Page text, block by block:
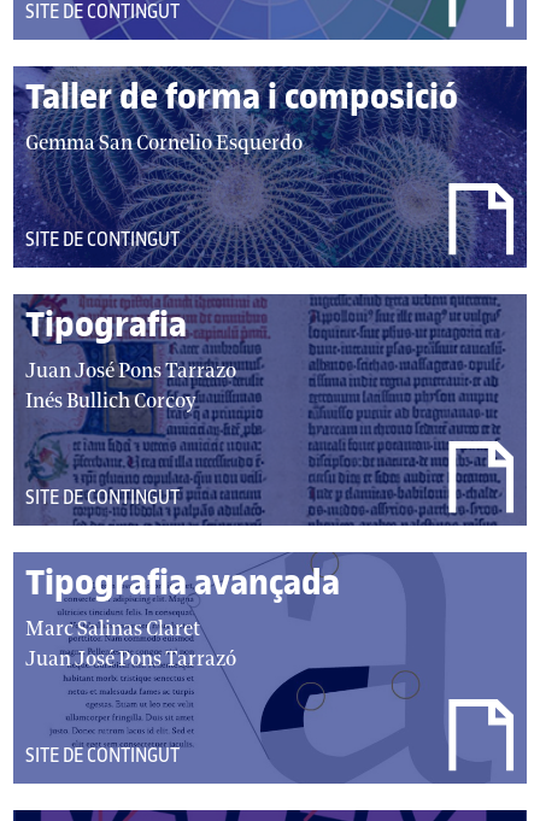
DEL
TIPUS:
SITE DE CONTINGUT
Taller de forma i composició
autor/autors:
Gemma San Cornelio Esquerdo
DEL
TIPUS:
SITE DE CONTINGUT
Tipografia
autor/autors:
Juan José Pons Tarrazo
Inés Bullich Corcoy
DEL
TIPUS:
SITE DE CONTINGUT
Tipografia avançada
autor/autors:
Marc Salinas Claret
Juan José Pons Tarrazó
DEL
TIPUS:
SITE DE CONTINGUT